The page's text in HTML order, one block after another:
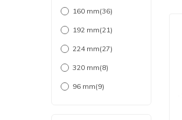
Tiviti(27)
Tomurcuk(1)
Umut(10)
160 mm(36)
192 mm(21)
224 mm(27)
320 mm(8)
96 mm(9)